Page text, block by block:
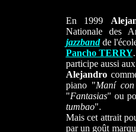
En 1999
Nationale des
jazzbandde
Pancho TERRY
participe aussi aux
Alejandro
piano "Maní
"Fantasias" ou
tumbao".
Mais cet attrait
par un goût